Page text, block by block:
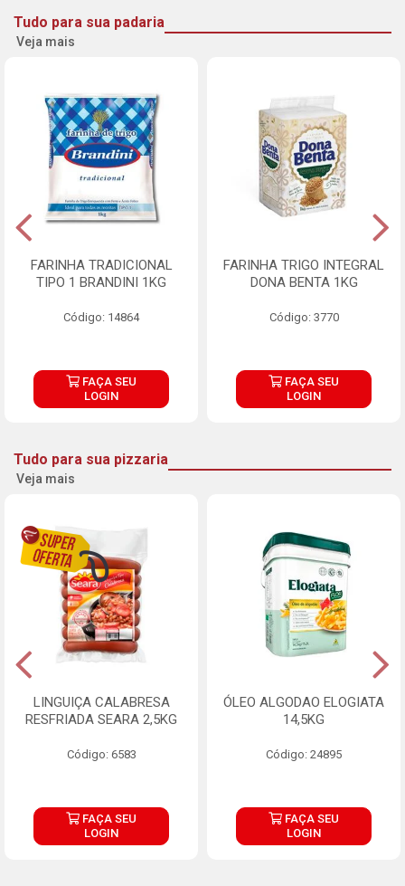
Tudo para sua padaria
Veja mais
FARINHA TRADICIONAL
TIPO 1 BRANDINI 1KG
Código: 14864
FAÇA SEU
LOGIN
FARINHA TRIGO INTEGRAL
DONA BENTA 1KG
Código: 3770
FAÇA SEU
LOGIN
Tudo para sua pizzaria
Veja mais
LINGUIÇA CALABRESA
RESFRIADA SEARA 2,5KG
Código: 6583
FAÇA SEU
LOGIN
ÓLEO ALGODAO ELOGIATA
14,5KG
Código: 24895
FAÇA SEU
LOGIN